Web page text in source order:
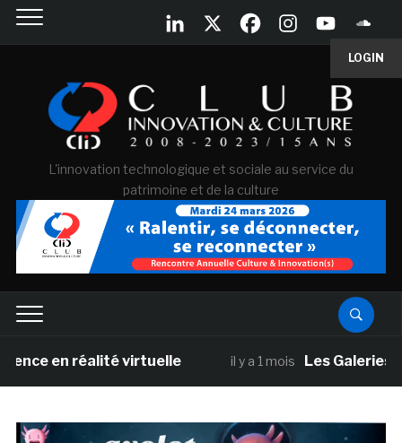
LOGIN
L'innovation technologique et sociale au service du
patrimoine et de la culture
réalité virtuelle il y a 1 mois Les Galeries